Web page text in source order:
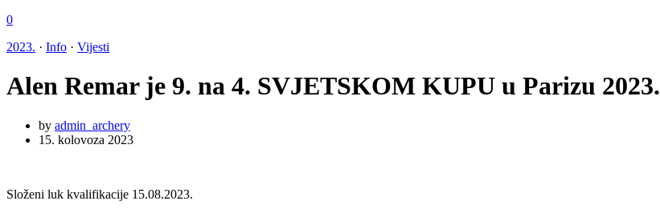
0
2023. · Info · Vijesti
Alen Remar je 9. na 4. SVJETSKOM KUPU u Parizu 2023.
by admin_archery
15. kolovoza 2023
Složeni luk kvalifikacije 15.08.2023.